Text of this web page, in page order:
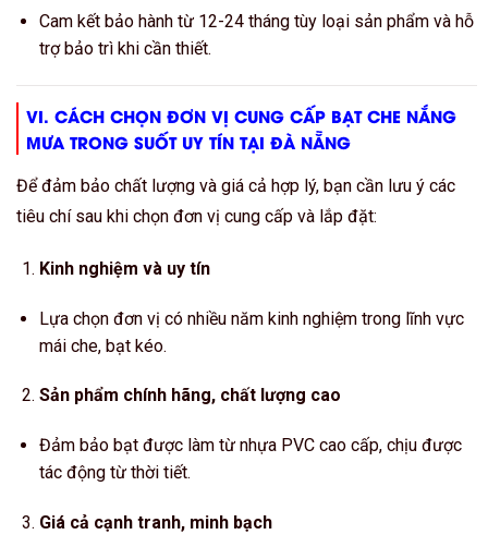
Cam kết bảo hành từ 12-24 tháng tùy loại sản phẩm và hỗ
trợ bảo trì khi cần thiết.
VI. CÁCH CHỌN ĐƠN VỊ CUNG CẤP BẠT CHE NẮNG
MƯA TRONG SUỐT UY TÍN TẠI ĐÀ NẴNG
Để đảm bảo chất lượng và giá cả hợp lý, bạn cần lưu ý các
tiêu chí sau khi chọn đơn vị cung cấp và lắp đặt:
Kinh nghiệm và uy tín
Lựa chọn đơn vị có nhiều năm kinh nghiệm trong lĩnh vực
mái che, bạt kéo.
Sản phẩm chính hãng, chất lượng cao
Đảm bảo bạt được làm từ nhựa PVC cao cấp, chịu được
tác động từ thời tiết.
Giá cả cạnh tranh, minh bạch